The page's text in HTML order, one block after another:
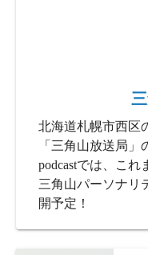
北海道札幌市西区
「三角山放送局」
podcastでは、これ
三角山パーソナリ
開予定！